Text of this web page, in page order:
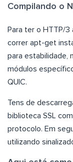
Compilando o
Para ter o HTTP/
correr apt-get
para estabilidade,
módulos
QUIC.
Tens de
biblioteca SSL
protocolo. Em
utilizando